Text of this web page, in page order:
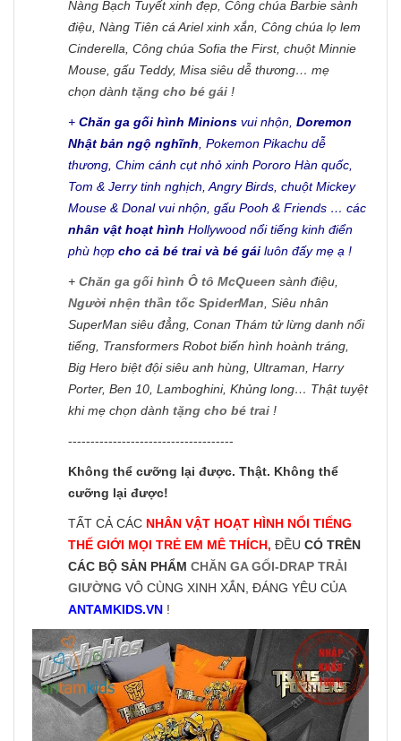
Nàng Bạch Tuyết xinh đẹp, Công chúa Barbie sành
điệu, Nàng Tiên cá Ariel xinh xắn, Công chúa lọ lem
Cinderella, Công chúa Sofia the First, chuột Minnie
Mouse, gấu Teddy, Misa siêu dễ thương… mẹ
chọn dành tặng cho bé gái !
+ Chăn ga gối hình Minions vui nhộn, Doremon
Nhật bản ngộ nghĩnh , Pokemon Pikachu dễ
thương, Chim cánh cụt nhỏ xinh Pororo Hàn quốc,
Tom & Jerry tinh nghịch, Angry Birds, chuột Mickey
Mouse & Donal vui nhộn, gấu Pooh & Friends … các
nhân vật hoạt hình Hollywood nổi tiếng kinh điển
phù hợp cho cả bé trai và bé gái luôn đấy mẹ ạ !
+ Chăn ga gối hình Ô tô McQueen sành điệu,
Người nhện thần tốc SpiderMan , Siêu nhân
SuperMan siêu đẳng, Conan Thám tử lừng danh nổi
tiếng, Transformers Robot biến hình hoành tráng,
Big Hero biệt đội siêu anh hùng, Ultraman, Harry
Porter, Ben 10, Lamboghini, Khủng long… Thật tuyệt
khi mẹ chọn dành tặng cho bé trai !
-------------------------------------
Không thể cưỡng lại được. Thật. Không thể
cưỡng lại được!
TẤT CẢ CÁC NHÂN VẬT HOẠT HÌNH NỔI TIẾNG
THẾ GIỚI MỌI TRẺ EM MÊ THÍCH, ĐỀU CÓ TRÊN
CÁC BỘ SẢN PHẨM CHĂN GA GỐI-DRAP TRẢI
GIƯỜNG VÔ CÙNG XINH XẮN, ĐÁNG YÊU CỦA
ANTAMKIDS.VN !